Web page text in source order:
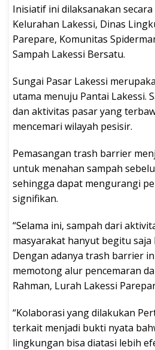
Inisiatif ini dilaksanakan
Kelurahan Lakessi, Dinas
Parepare, Komunitas
Sampah Lakessi Bersatu.
Sungai Pasar Lakessi
utama menuju Pantai Lakessi.
dan aktivitas pasar yang
mencemari wilayah pesisir.
Pemasangan trash barrier
untuk menahan sampah
sehingga dapat mengurangi
signifikan.
“Selama ini, sampah dari
masyarakat hanyut begitu saja
Dengan adanya trash barrier
memotong alur pencemaran
Rahman, Lurah Lakessi
“Kolaborasi yang dilakukan
terkait menjadi bukti nyata
lingkungan bisa diatasi lebih